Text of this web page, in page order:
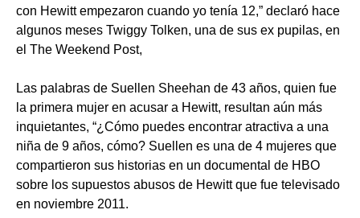
con Hewitt empezaron cuando yo tenía 12,” declaró hace
algunos meses Twiggy Tolken, una de sus ex pupilas, en
el The Weekend Post,
Las palabras de Suellen Sheehan de 43 años, quien fue
la primera mujer en acusar a Hewitt, resultan aún más
inquietantes, “¿Cómo puedes encontrar atractiva a una
niña de 9 años, cómo? Suellen es una de 4 mujeres que
compartieron sus historias en un documental de HBO
sobre los supuestos abusos de Hewitt que fue televisado
en noviembre 2011.